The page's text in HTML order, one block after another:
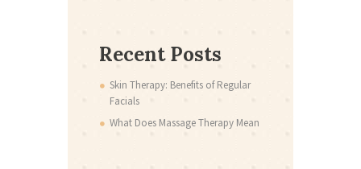
Recent Posts
Skin Therapy: Benefits of Regular
Facials
What Does Massage Therapy Mean